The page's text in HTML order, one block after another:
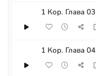
1 Кор. Глава 03
1 Кор. Глава 04